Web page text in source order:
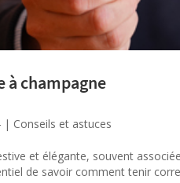
à champagne
| Conseils et astuces
et élégante, souvent
de savoir comment tenir